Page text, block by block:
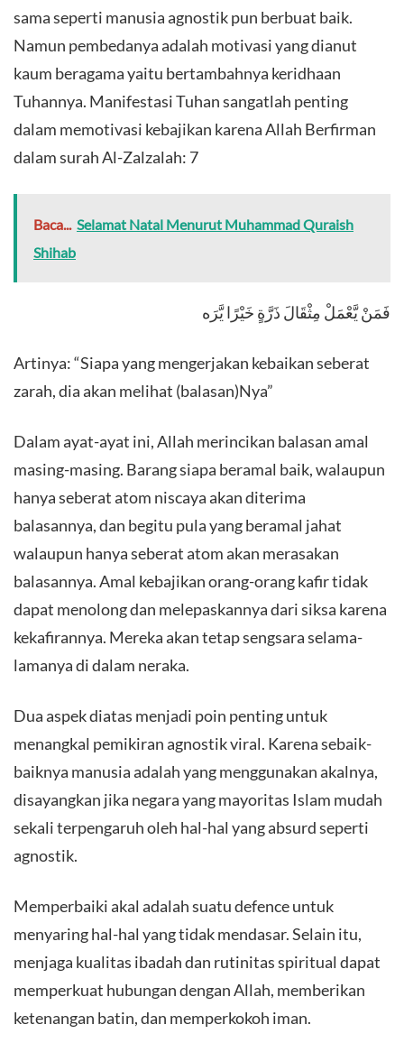
sama seperti manusia agnostik pun berbuat baik.
Namun pembedanya adalah motivasi yang dianut
kaum beragama yaitu bertambahnya keridhaan
Tuhannya. Manifestasi Tuhan sangatlah penting
dalam memotivasi kebajikan karena Allah Berfirman
dalam surah Al-Zalzalah: 7
Baca... Selamat Natal Menurut Muhammad Quraish
Shihab
فَمَنْ يَّعْمَلْ مِثْقَالَ ذَرَّةٍ خَيْرًا يَّرَه
Artinya: “Siapa yang mengerjakan kebaikan seberat
zarah, dia akan melihat (balasan)Nya”
Dalam ayat-ayat ini, Allah merincikan balasan amal
masing-masing. Barang siapa beramal baik, walaupun
hanya seberat atom niscaya akan diterima
balasannya, dan begitu pula yang beramal jahat
walaupun hanya seberat atom akan merasakan
balasannya. Amal kebajikan orang-orang kafir tidak
dapat menolong dan melepaskannya dari siksa karena
kekafirannya. Mereka akan tetap sengsara selama-
lamanya di dalam neraka.
Dua aspek diatas menjadi poin penting untuk
menangkal pemikiran agnostik viral. Karena sebaik-
baiknya manusia adalah yang menggunakan akalnya,
disayangkan jika negara yang mayoritas Islam mudah
sekali terpengaruh oleh hal-hal yang absurd seperti
agnostik.
Memperbaiki akal adalah suatu defence untuk
menyaring hal-hal yang tidak mendasar. Selain itu,
menjaga kualitas ibadah dan rutinitas spiritual dapat
memperkuat hubungan dengan Allah, memberikan
ketenangan batin, dan memperkokoh iman.